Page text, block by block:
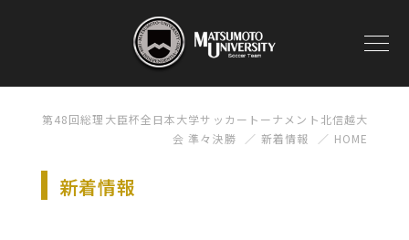
第48回総理大臣杯全日本大学サッカートーナメント北信越大
会 準々決勝
新着情報 HOME
新着情報